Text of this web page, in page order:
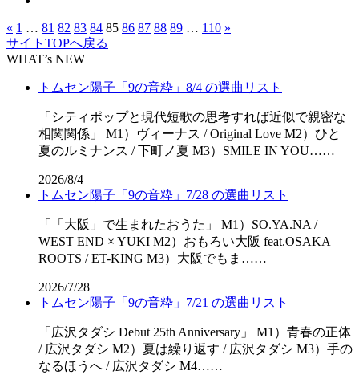
« 1 … 81 82 83 84 85 86 87 88 89 … 110 »
サイトTOPへ戻る
WHAT’s NEW
トムセン陽子「9の音粋」8/4 の選曲リスト
「シティポップと現代短歌の思考すれば近似で親密な
相関関係」 M1）ヴィーナス / Original Love M2）ひと
夏のルミナンス / 下町ノ夏 M3）SMILE IN YOU……
2026/8/4
トムセン陽子「9の音粋」7/28 の選曲リスト
「「⼤阪」で⽣まれたおうた」 M1）SO.YA.NA /
WEST END × YUKI M2）おもろい大阪 feat.OSAKA
ROOTS / ET-KING M3）大阪でもま……
2026/7/28
トムセン陽子「9の音粋」7/21 の選曲リスト
「広沢タダシ Debut 25th Anniversary」 M1）青春の正体
/ 広沢タダシ M2）夏は繰り返す / 広沢タダシ M3）手の
なるほうへ / 広沢タダシ M4……